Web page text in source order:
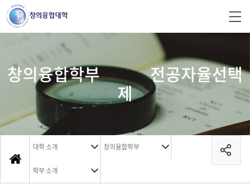
창의융합학부 전공자율선택
제
대학 소개 창의융합학부
학부 소개